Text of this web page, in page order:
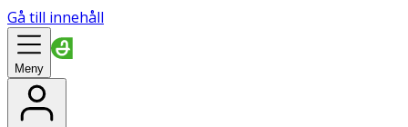
Gå till innehåll
Meny